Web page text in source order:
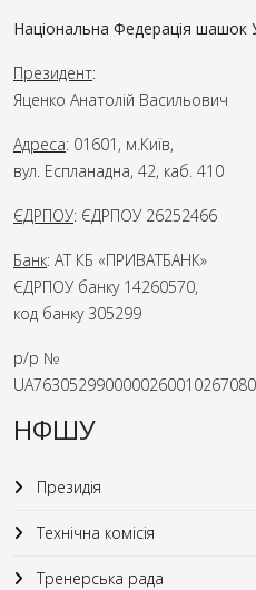
Національна Федерація
Президент:
Яценко Анатолій Васильович
Адреса: 01601, м.Київ,
вул. Еспланадна, 42, каб. 410
ЄДРПОУ: ЄДРПОУ 26252466
Банк: АТ КБ «ПРИВАТБАНК»
ЄДРПОУ банку 14260570,
код банку 305299
р/р №
НФШУ
Президія
Технічна комісія
Тренерська рада